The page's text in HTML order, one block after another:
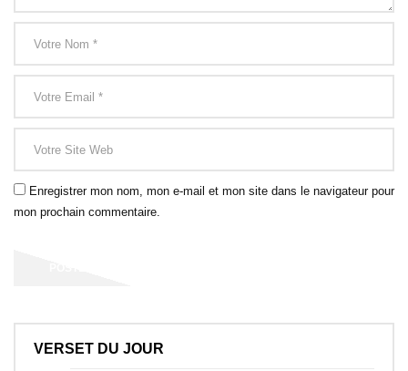
Enregistrer mon nom, mon e-mail et mon site dans le navigateur pour
mon prochain commentaire.
VERSET DU JOUR